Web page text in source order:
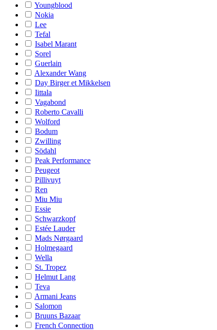
Youngblood
Nokia
Lee
Tefal
Isabel Marant
Sorel
Guerlain
Alexander Wang
Day Birger et Mikkelsen
Iittala
Vagabond
Roberto Cavalli
Wolford
Bodum
Zwilling
Södahl
Peak Performance
Peugeot
Pillivuyt
Ren
Miu Miu
Essie
Schwarzkopf
Estée Lauder
Mads Nørgaard
Holmegaard
Wella
St. Tropez
Helmut Lang
Teva
Armani Jeans
Salomon
Bruuns Bazaar
French Connection